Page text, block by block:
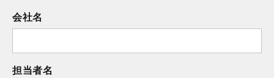
会社名
担当者名